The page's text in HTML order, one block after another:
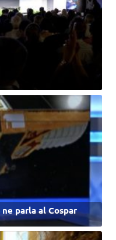
parla al Cospar